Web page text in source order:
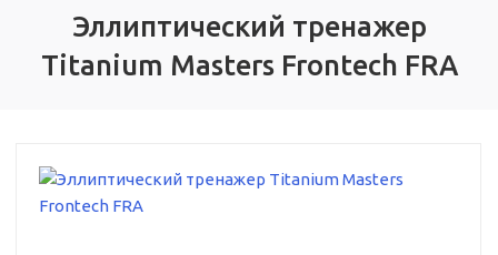
Эллиптический тренажер
Titanium Masters Frontech FRA